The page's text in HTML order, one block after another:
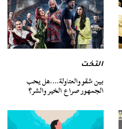
التخت
بين شقو والعتاولة….هل يحب
الجمهور صراع الخير والشر؟